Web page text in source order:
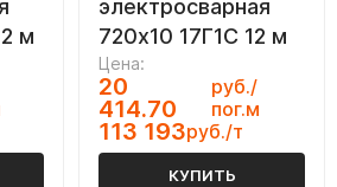
м
электросварная
720х10 17Г1С 12 м
Цена:
20
414.70
руб./
пог.м
113 193руб./т
КУПИТЬ